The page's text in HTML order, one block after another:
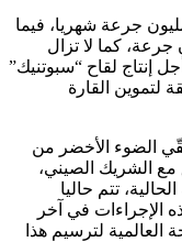
تدريجيا السنة الحالية إلى معدل 16 مليون جرعة شهريا، فيما
من اللقاح بـ65 مليون جرعة، كما لا تزال
إنتاج لقاح “سبوتنيك”
لتموين القارة
الضوء الأخضر من
مع الشريك الصيني،
تتم حاليا
الإجراءات في آخر
لترسيم هذا